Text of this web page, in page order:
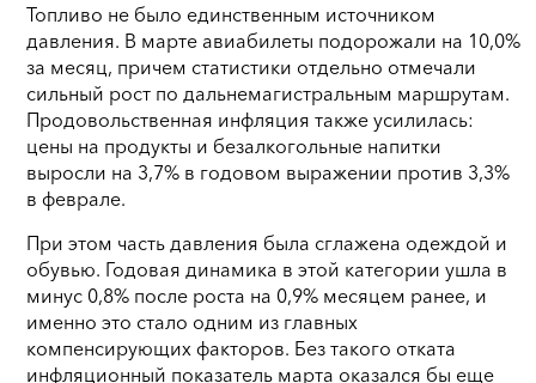
Топливо не было единственным источником
давления. В марте авиабилеты подорожали на 10,0%
за месяц, причем статистики отдельно отмечали
сильный рост по дальнемагистральным маршрутам.
Продовольственная инфляция также усилилась:
цены на продукты и безалкогольные напитки
выросли на 3,7% в годовом выражении против 3,3%
в феврале.
При этом часть давления была сглажена одеждой и
обувью. Годовая динамика в этой категории ушла в
минус 0,8% после роста на 0,9% месяцем ранее, и
именно это стало одним из главных
компенсирующих факторов. Без такого отката
инфляционный показатель марта оказался бы еще